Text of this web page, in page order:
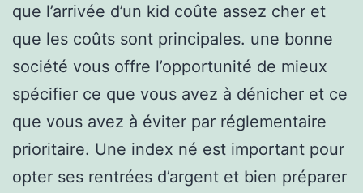
que l’arrivée d’un kid coûte assez cher et
que les coûts sont principales. une bonne
société vous offre l’opportunité de mieux
spécifier ce que vous avez à dénicher et ce
que vous avez à éviter par réglementaire
prioritaire. Une index né est important pour
opter ses rentrées d’argent et bien préparer